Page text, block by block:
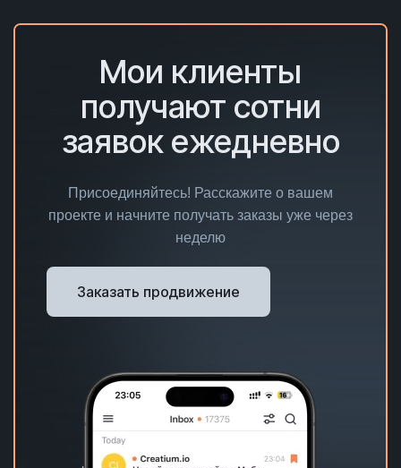
Мои клиенты
получают сотни
заявок ежедневно
Присоединяйтесь! Расскажите о вашем
проекте и начните получать заказы уже через
неделю
Заказать продвижение